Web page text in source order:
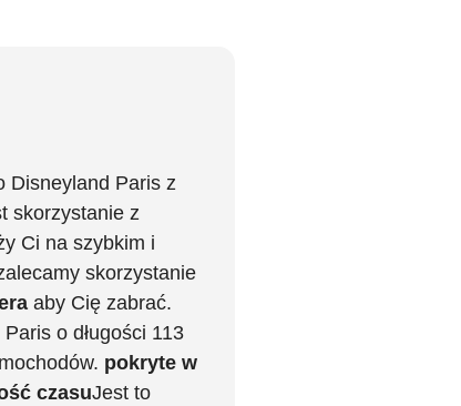
Disneyland Paris z
skorzystanie z
Ci na szybkim i
skorzystanie
aby Cię zabrać.
o długości 113
pokryte w
czasuJest to